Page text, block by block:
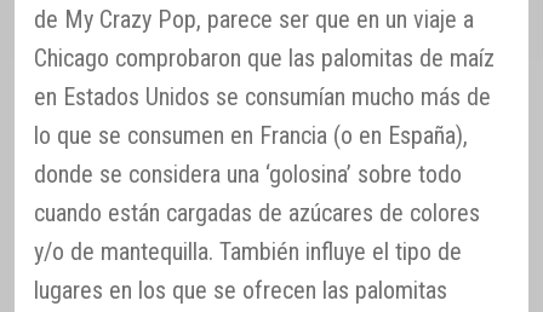
de My Crazy Pop, parece ser que en un viaje a
Chicago comprobaron que las palomitas de maíz
en Estados Unidos se consumían mucho más de
lo que se consumen en Francia (o en España),
donde se considera una ‘golosina’ sobre todo
cuando están cargadas de azúcares de colores
y/o de mantequilla. También influye el tipo de
lugares en los que se ofrecen las palomitas